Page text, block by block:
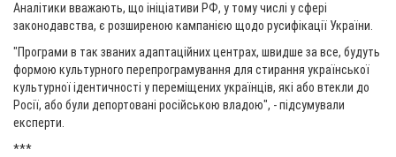
Аналітики вважають, що ініціативи РФ, у тому числі у сфері
законодавства, є розширеною кампанією щодо русифікації України.
"Програми в так званих адаптаційних центрах, швидше за все, будуть
формою культурного перепрограмування для стирання української
культурної ідентичності у переміщених українців, які або втекли до
Росії, або були депортовані російською владою", - підсумували
експерти.
***